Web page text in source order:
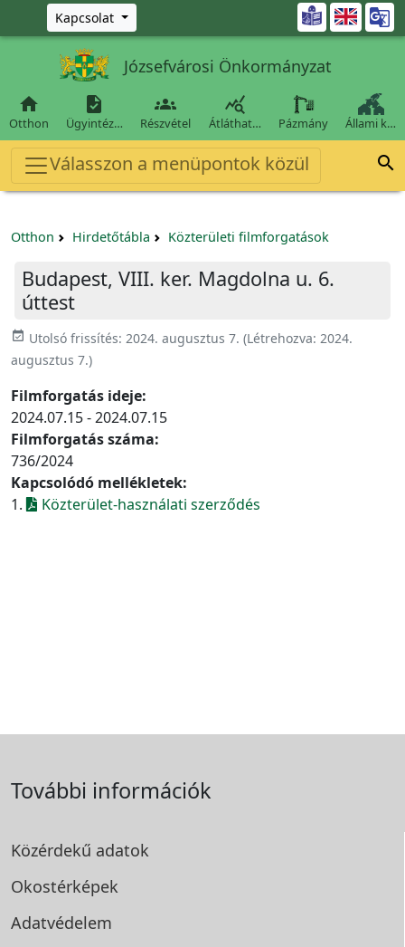
Ugrás a fő tartalomra
Kapcsolat 
Józsefvárosi Önkormányzat

Otthon

Ügyintéz…

Részvétel

Átláthat… Pázmány Állami k…
Válasszon a menüpontok közül 
Otthon Hirdetőtábla Közterületi filmforgatások
Budapest, VIII. ker. Magdolna u. 6.
úttest
event_available Utolsó frissítés: 2024. augusztus 7. (Létrehozva: 2024.
augusztus 7.)
Filmforgatás ideje:
2024.07.15 - 2024.07.15
Filmforgatás száma:
736/2024
Kapcsolódó mellékletek:
1.
Közterület-használati szerződés
További információk
Közérdekű adatok
Okostérképek
Adatvédelem